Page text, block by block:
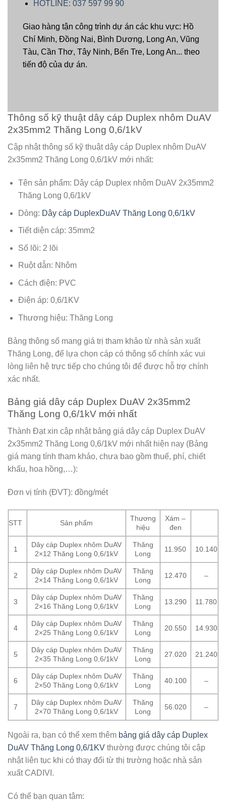
HOTLINE: 037 597 99 90
Giao hàng tận công trình dự án các khu vực: Hồ
Chí Minh, Đồng Nai, Bình Dương, Long An, Vũng
Tàu, Cần Thơ, Tây Ninh, Bến Tre, Long An... theo
tiến độ của dự án.
Thông số kỹ thuật dây cáp Duplex nhôm DuAV
2x35mm2 Thăng Long 0,6/1kV
Cập nhật thông số kỹ thuật dây cáp Duplex nhôm DuAV
2x35mm2 Thăng Long 0,6/1kV mới nhất:
Tên sản phẩm: Dây cáp Duplex nhôm DuAV 2x35mm2
Thăng Long 0,6/1kV
Dòng: Dây cáp DuplexDuAV Thăng Long 0,6/1kV
Tiết diện cáp: 35mm2
Số lõi: 2 lõi
Ruột dẫn: Nhôm
Cách điện: PVC
Điện áp: 0,6/1KV
Thương hiệu: Thăng Long
Bảng thông số mang giá trị tham khảo từ nhà sản xuất
Thăng Long, để lựa chọn cáp có thông số chính xác vui
lòng liên hệ trực tiếp cho chúng tôi để được hỗ trợ chính
xác nhất.
Bảng giá dây cáp Duplex DuAV 2x35mm2
Thăng Long 0,6/1kV mới nhất
Thành Đạt xin cập nhật bảng giá dây cáp Duplex DuAV
2x35mm2 Thăng Long 0,6/1kV mới nhất hiện nay (Bảng
giá mang tính tham khảo, chưa bao gồm thuế, phí, chiết
khấu, hoa hồng,…):
Đơn vị tính (ĐVT): đồng/mét
STT Sản phẩm
Thương
hiệu
Xám –
đen
1
Dây cáp Duplex nhôm DuAV
2×12 Thăng Long 0,6/1kV
Thăng
Long
11.950 10.140
2
Dây cáp Duplex nhôm DuAV
2×14 Thăng Long 0,6/1kV
Thăng
Long
12.470 –
3
Dây cáp Duplex nhôm DuAV
2×16 Thăng Long 0,6/1kV
Thăng
Long
13.290 11.780
4
Dây cáp Duplex nhôm DuAV
2×25 Thăng Long 0,6/1kV
Thăng
Long
20.550 14.930
5
Dây cáp Duplex nhôm DuAV
2×35 Thăng Long 0,6/1kV
Thăng
Long
27.020 21.240
6
Dây cáp Duplex nhôm DuAV
2×50 Thăng Long 0,6/1kV
Thăng
Long
40.100 –
7
Dây cáp Duplex nhôm DuAV
2×70 Thăng Long 0,6/1kV
Thăng
Long
56.020 –
Ngoài ra, bạn có thể xem thêm bảng giá dây cáp Duplex
DuAV Thăng Long 0,6/1KV thường được chúng tôi cập
nhật liên tục khi có thay đổi từ thị trường hoặc nhà sản
xuất CADIVI.
Có thể bạn quan tâm: